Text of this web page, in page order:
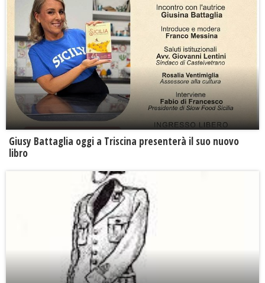
Giusy Battaglia oggi a Triscina presenterà il suo nuovo
libro